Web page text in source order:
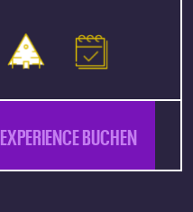
EXPERIENCE BUCHEN